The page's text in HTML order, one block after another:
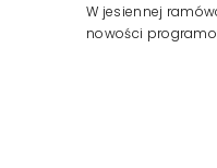
W jesiennej
nowości